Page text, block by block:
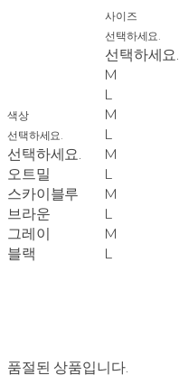
색상
선택하세요.
선택하세요.
오트밀
스카이블루
브라운
그레이
블랙
사이즈
선택하세요.
선택하세요.
M
L
M
L
M
L
M
L
M
L
품절된 상품입니다.